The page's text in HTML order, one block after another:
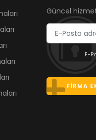
Güncel
E-
FIRMA